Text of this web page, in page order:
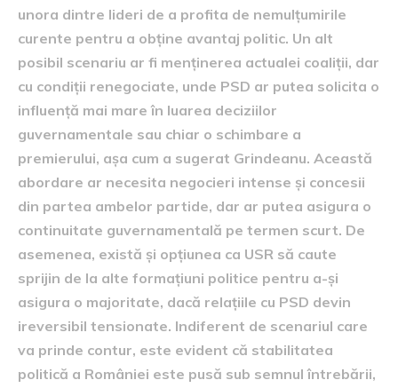
unora dintre lideri de a profita de nemulțumirile
curente pentru a obține avantaj politic. Un alt
posibil scenariu ar fi menținerea actualei coaliții, dar
cu condiții renegociate, unde PSD ar putea solicita o
influență mai mare în luarea deciziilor
guvernamentale sau chiar o schimbare a
premierului, așa cum a sugerat Grindeanu. Această
abordare ar necesita negocieri intense și concesii
din partea ambelor partide, dar ar putea asigura o
continuitate guvernamentală pe termen scurt. De
asemenea, există și opțiunea ca USR să caute
sprijin de la alte formațiuni politice pentru a-și
asigura o majoritate, dacă relațiile cu PSD devin
ireversibil tensionate. Indiferent de scenariul care
va prinde contur, este evident că stabilitatea
politică a României este pusă sub semnul întrebării,